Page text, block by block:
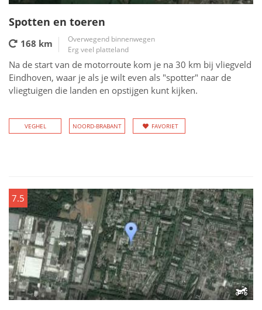
Spotten en toeren
168 km
Overwegend binnenwegen
Erg veel platteland
Na de start van de motorroute kom je na 30 km bij vliegveld
Eindhoven, waar je als je wilt even als "spotter" naar de
vliegtuigen die landen en opstijgen kunt kijken.
VEGHEL NOORD-BRABANT FAVORIET
7.5